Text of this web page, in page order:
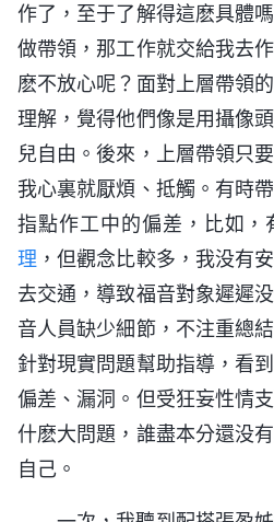
作了，至于了解得這麽具體
做帶領，那工作就交給我去
麽不放心呢？面對上層帶領
理解，覺得他們像是用攝像
兒自由。後來，上層帶領只
我心裏就厭煩、抵觸。有時
指點作工中的偏差，比如，
理 ，但觀念比較多，我没有
去交通，導致福音對象遲遲
音人員缺少細節，不注重總
針對現實問題幫助指導，看
偏差、漏洞。但受狂妄性情
什麽大問題，誰盡本分還没
自己。